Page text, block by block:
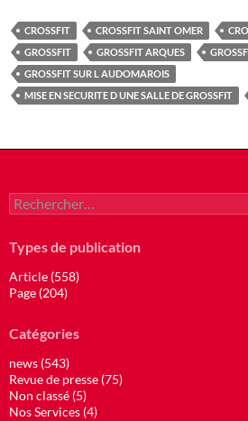
CROSSFIT CROSSFIT SAINT OMER
GROSSFIT
GROSSFIT ARQUES
GROSSFIT SUR L AUDOMAROIS
MISE EN SECURITE D UNE SALLE DE GROSSFIT
Rechercher :
Types de publication
Article (558)
Page (204)
Catégories
news (543)
Revue de presse (75)
Non classé (5)
Nos Services (4)